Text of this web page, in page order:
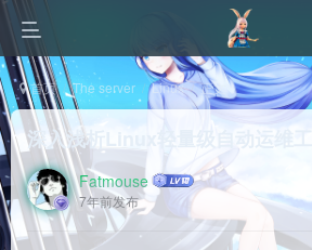
首页 The server Linux 正文
深入浅析Linux轻量级自动运维
Fatmouse
7年前发布